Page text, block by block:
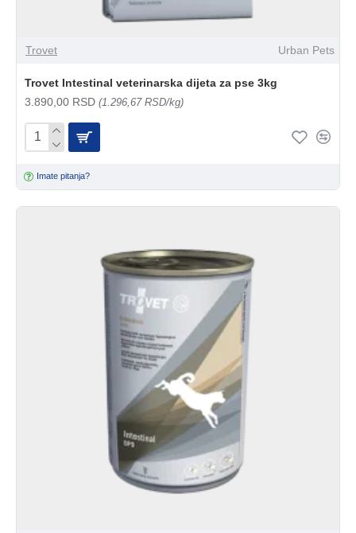
Trovet Urban Pets
Trovet Intestinal veterinarska dijeta za pse 3kg
3.890,00 RSD (1.296,67 RSD/kg)
Imate pitanja?